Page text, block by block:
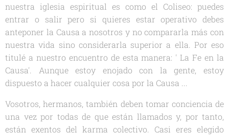
nuestra iglesia espiritual es como el Coliseo: puedes
entrar o salir pero si quieres estar operativo debes
anteponer la Causa a nosotros y no compararla más con
nuestra vida sino considerarla superior a ella. Por eso
titulé a nuestro encuentro de esta manera: ' La Fe en la
Causa'. Aunque estoy enojado con la gente, estoy
dispuesto a hacer cualquier cosa por la Causa ...
Vosotros, hermanos, también deben tomar conciencia de
una vez por todas de que están llamados y, por tanto,
están exentos del karma colectivo. Casi eres elegido